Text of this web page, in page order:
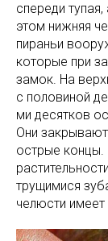
спереди
этом нижняя
пираньи
которые при
замок. На
с половиной
ми десятков
Они
острые концы.
трущимися
челюсти